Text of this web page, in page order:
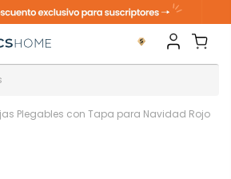
Plegables con Tapa para Navidad Rojo